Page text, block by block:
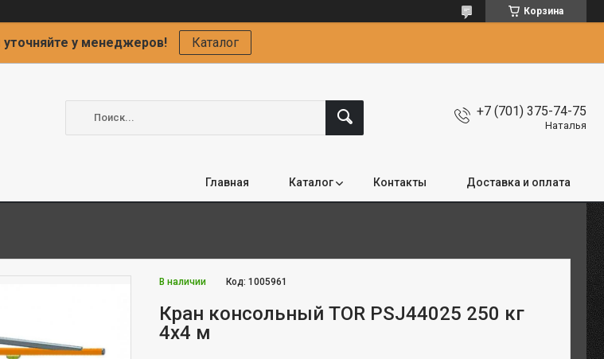
Корзина
у менеджеров! Каталог
+7 (701) 375-74-75
Наталья
Главная Каталог Контакты Доставка и оплата
В наличии Код:1005961
Кран консольный TOR PSJ44025 250 кг
4x4 м